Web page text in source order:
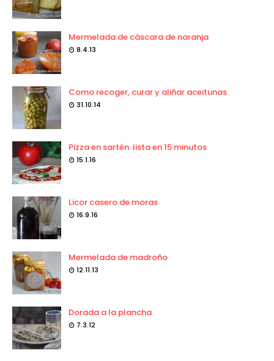
Mermelada de cáscara de naranja
8.4.13
Como recoger, curar y aliñar aceitunas
31.10.14
Pizza en sartén: lista en 15 minutos
15.1.16
Licor casero de moras
16.9.16
Mermelada de madroño
12.11.13
Dorada a la plancha
7.3.12